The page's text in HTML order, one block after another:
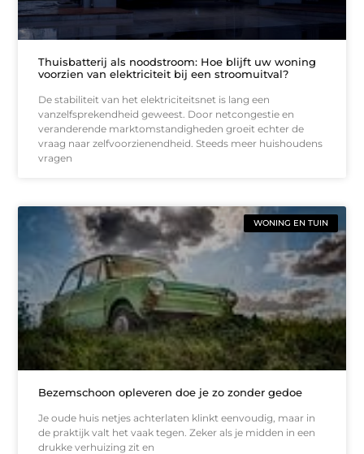
Thuisbatterij als noodstroom: Hoe blijft uw woning
voorzien van elektriciteit bij een stroomuitval?
De stabiliteit van het elektriciteitsnet is lang een
vanzelfsprekendheid geweest. Door netcongestie en
veranderende marktomstandigheden groeit echter de
vraag naar zelfvoorzienendheid. Steeds meer huishoudens
vragen
WONING EN TUIN
Bezemschoon opleveren doe je zo zonder gedoe
Je oude huis netjes achterlaten klinkt eenvoudig, maar in
de praktijk valt het vaak tegen. Zeker als je midden in een
drukke verhuizing zit en